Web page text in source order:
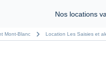
Nos locations
Mont-Blanc chevron_right Location Les Saisies et